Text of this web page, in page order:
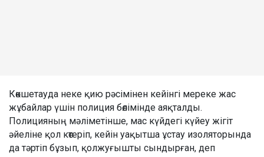
Көкшетауда неке қию рәсімінен кейінгі мереке жас
жұбайлар үшін полиция бөлімінде аяқталды.
Полицияның мәліметінше, мас күйдегі күйеу жігіт
әйеліне қол көтеріп, кейін уақытша ұстау изоляторында
да тәртіп бұзып, қолжуғышты сындырған, деп